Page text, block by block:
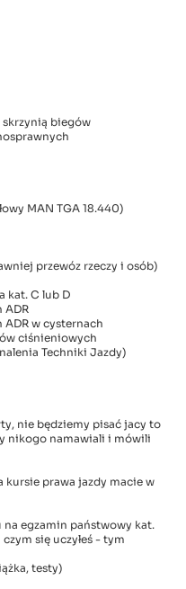
skrzynią biegów
MAN TGA 18.440)
przewóz rzeczy i osób)
kat. C lub D
ADR
w cysternach
ciśnieniowych
Techniki Jazdy)
nie będziemy pisać jacy to
nikogo namawiali i mówili
kursie prawa jazdy macie w
egzamin państwowy kat.
czym się uczyłeś - tym
testy)